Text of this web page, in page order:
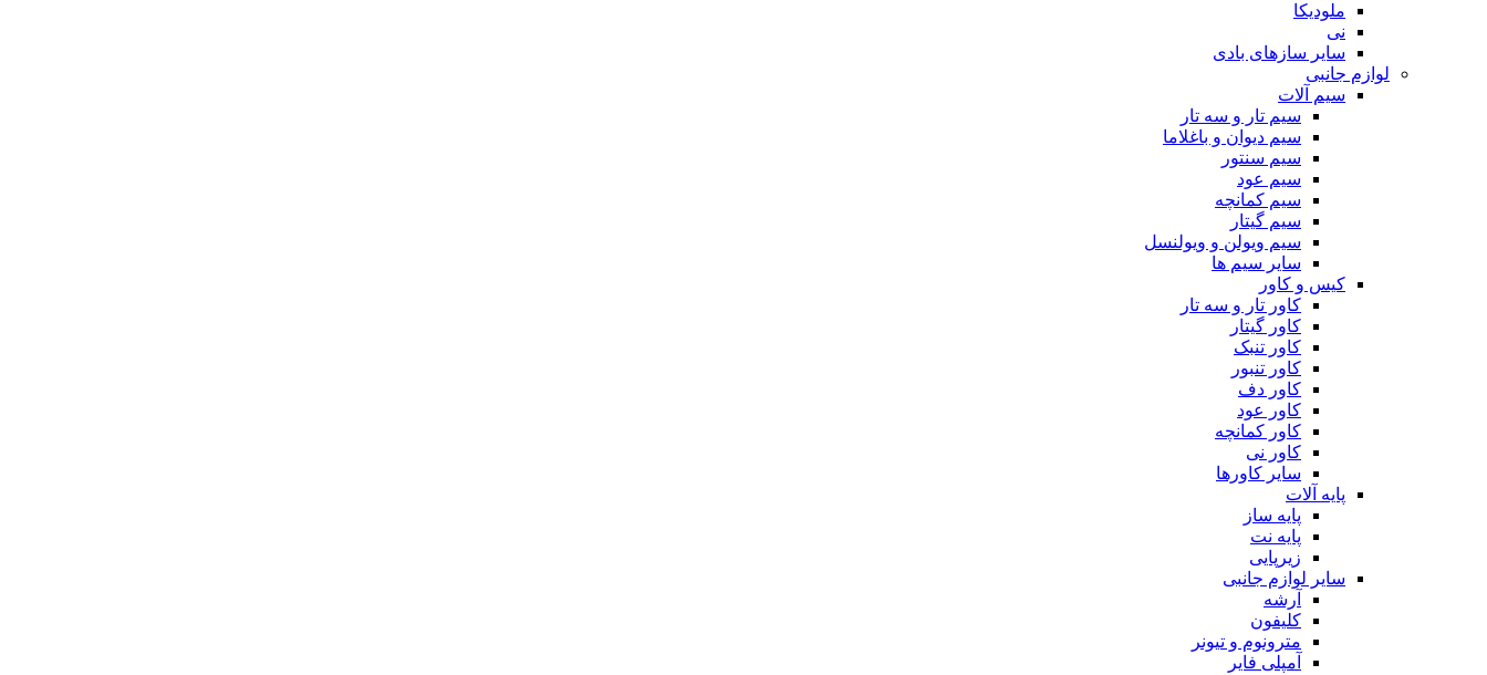
ملودیکا
نی
سایر سازهای بادی
لوازم جانبی
سیم آلات
سیم تار و سه تار
سیم دیوان و باغلاما
سیم سنتور
سیم عود
سیم کمانچه
سیم گیتار
سیم ویولن و ویولنسل
سایر سیم ها
کیس و کاور
کاور تار و سه تار
کاور گیتار
کاور تنبک
کاور تنبور
کاور دف
کاور عود
کاور کمانچه
کاور نی
سایر کاورها
پایه آلات
پایه ساز
پایه نت
زیرپایی
سایر لوازم جانبی
آرشه
کلیفون
مترونوم و تیونر
آمپلی فایر